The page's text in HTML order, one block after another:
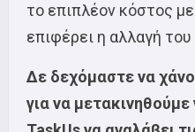
το επιπλέον κόστος
επιφέρει η αλλαγή
Δε δεχόμαστε να
για να